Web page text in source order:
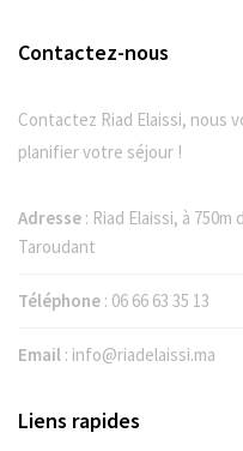
Contactez-nous
Contactez Riad Elaissi, nous
planifier votre séjour !
Adresse : Riad Elaissi, à
Taroudant
Téléphone : 06 66 63 35 13
Email : info@riadelaissi.ma
Liens rapides